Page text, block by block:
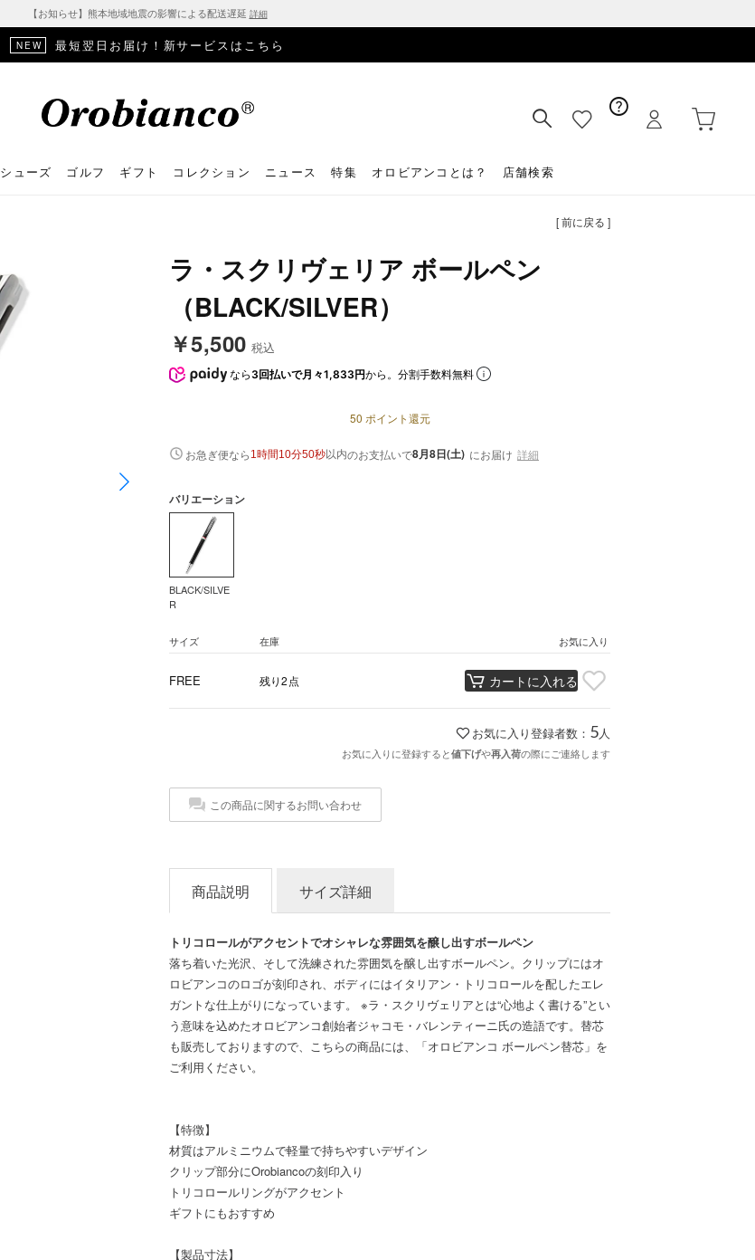
【お知らせ】熊本地域地震の影響による配送遅延 詳細
NEW 最短翌日お届け！新サービスはこちら
シューズ ゴルフ ギフト コレクション ニュース 特集 オロビアンコとは？ 店舗検索
[ 前に戻る ]
ラ・スクリヴェリア ボールペン
（BLACK/SILVER）
￥5,500 税込
なら 3回払いで月々1,833円から。分割手数料無料
50 ポイント還元
お急ぎ便なら 1時間10分49秒以内のお支払いで8月8日(土) にお届け 詳細
バリエーション
BLACK/SILVE
R
サイズ 在庫 お気に入り
FREE 残り2点 カートに入れる
お気に入り登録者数： 5 人
お気に入りに登録すると値下げや再入荷の際にご連絡します
この商品に関するお問い合わせ
商品説明 サイズ詳細
トリコロールがアクセントでオシャレな雰囲気を醸し出すボールペン
落ち着いた光沢、そして洗練された雰囲気を醸し出すボールペン。クリップにはオ
ロビアンコのロゴが刻印され、ボディにはイタリアン・トリコロールを配したエレ
ガントな仕上がりになっています。 ※ラ・スクリヴェリアとは“心地よく書ける”とい
う意味を込めたオロビアンコ創始者ジャコモ・バレンティーニ氏の造語です。替芯
も販売しておりますので、こちらの商品には、「オロビアンコ ボールペン替芯」を
ご利用ください。
【特徴】
材質はアルミニウムで軽量で持ちやすいデザイン
クリップ部分にOrobiancoの刻印入り
トリコロールリングがアクセント
ギフトにもおすすめ
【製品寸法】